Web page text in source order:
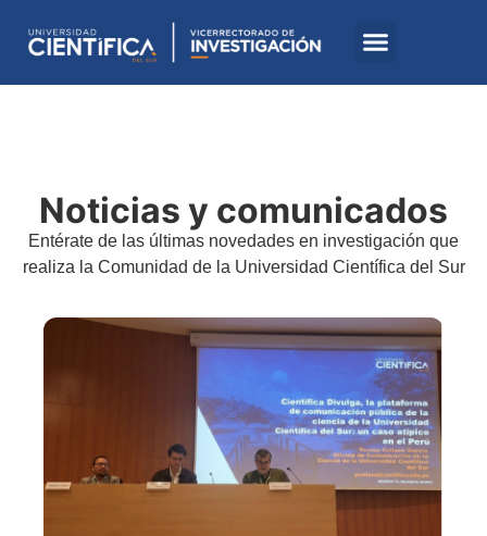
Noticias y comunicados
Entérate de las últimas novedades en investigación que
realiza la Comunidad de la Universidad Científica del Sur